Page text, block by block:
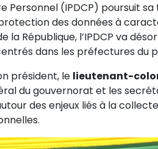
Personnel (IPDCP) poursuit
des données à
République, l’IPDCP va
dans les préfectures du
président, le lieutenant-
du gouvernorat et les
des enjeux liés à la